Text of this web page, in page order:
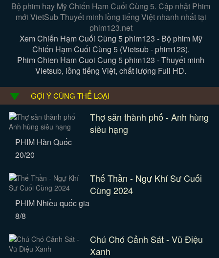
Bộ phim hay Mỹ Chiến Hạm Cuối Cùng 5. Cập nhật Phim
mới VietSub Thuyết minh lồng tiếng Việt nhanh nhất tại
phim123.net
Xem Chiến Hạm Cuối Cùng 5 phim123 - Bộ phim Mỹ
Chiến Hạm Cuối Cùng 5 (Vietsub - phim123).
Phim Chien Ham Cuoi Cung 5 phim123 - Thuyết minh
Vietsub, lồng tiếng Việt, chất lượng Full HD.
GỢI Ý CÙNG THỂ LOẠI
Thợ săn thành phố - Anh hùng
siêu hạng
PHIM Hàn Quốc
20/20
Thế Thần - Ngự Khí Sư Cuối
Cùng 2024
PHIM Nhiều quốc gia
8/8
Chú Chó Cảnh Sát - Vũ Điệu
Xanh